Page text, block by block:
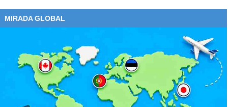
MIRADA GLOBAL